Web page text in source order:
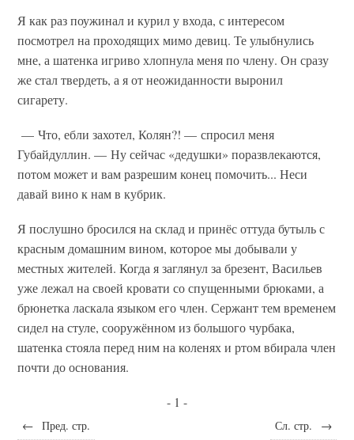
Я как раз поужинал и курил у входа, с интересом
посмотрел на проходящих мимо девиц. Те улыбнулись
мне, а шатенка игриво хлопнула меня по члену. Он сразу
же стал твердеть, а я от неожиданности выронил
сигарету.
— Что, ебли захотел, Колян?! — спросил меня
Губайдуллин. — Ну сейчас «дедушки» поразвлекаются,
потом может и вам разрешим конец помочить... Неси
давай вино к нам в кубрик.
Я послушно бросился на склад и принёс оттуда бутыль с
красным домашним вином, которое мы добывали у
местных жителей. Когда я заглянул за брезент, Васильев
уже лежал на своей кровати со спущенными брюками, а
брюнетка ласкала языком его член. Сержант тем временем
сидел на стуле, сооружённом из большого чурбака,
шатенка стояла перед ним на коленях и ртом вбирала член
почти до основания.
- 1 -
← Пред. стр. Сл. стр. →